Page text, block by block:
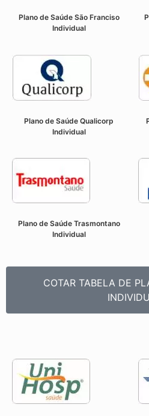
Plano de Saúde São Franciso
Individual
Plano de Saúde Qualicorp
Individual
Plano de Saúde Trasmontano
Individual
COTAR TABELA DE